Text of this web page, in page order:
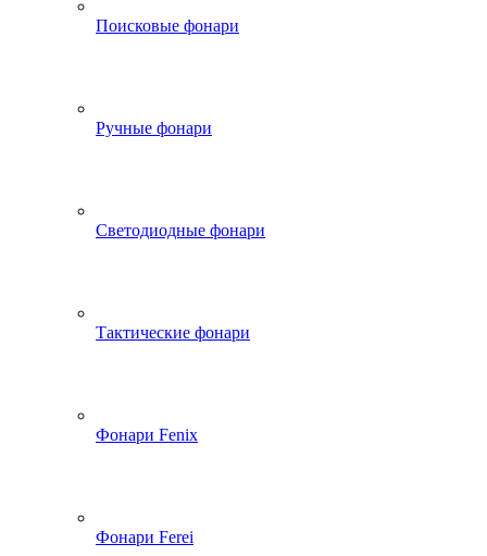
Поисковые фонари
Ручные фонари
Светодиодные фонари
Тактические фонари
Фонари Fenix
Фонари Ferei